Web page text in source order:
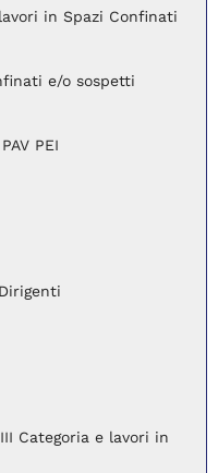
in Spazi Confinati
e/o sospetti
PEI
Categoria e lavori in